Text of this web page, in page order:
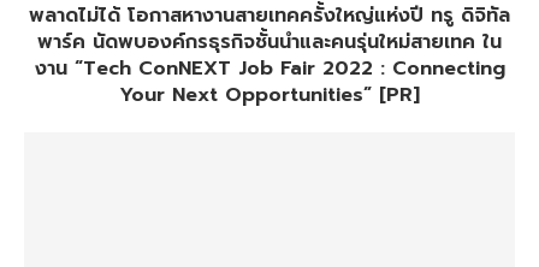
พลาดไม่ได้ โอกาสหางานสายเทคครั้งใหญ่แห่งปี ทรู ดิจิทัล
พาร์ค นัดพบองค์กรธุรกิจชั้นนำและคนรุ่นใหม่สายเทค ใน
งาน “Tech ConNEXT Job Fair 2022 : Connecting
Your Next Opportunities” [PR]